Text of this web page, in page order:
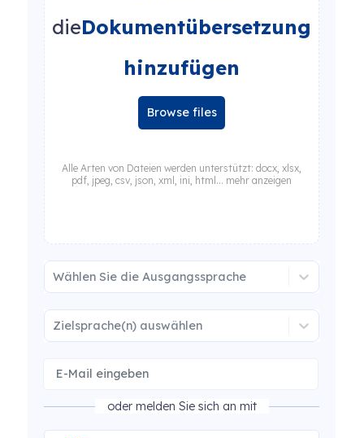
dieDokumentübersetzung
hinzufügen
Browse files
Alle Arten von Dateien werden unterstützt: docx, xlsx,
pdf, jpeg, csv, json, xml, ini, html... mehr anzeigen
Wählen Sie die Ausgangssprache
Zielsprache(n) auswählen
oder melden Sie sich an mit